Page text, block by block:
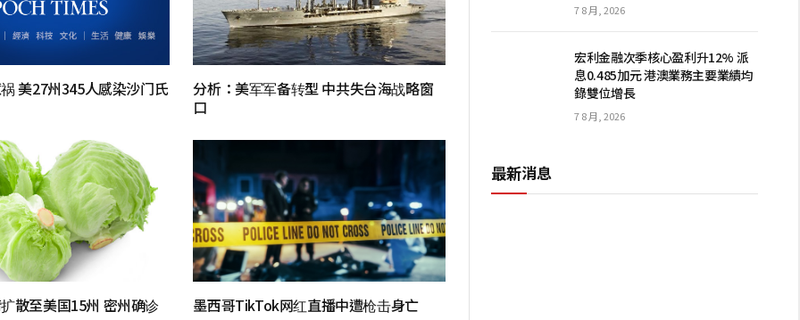
美27州345人感染沙门氏
分析：美军军备转型 中共失台海战略窗
口
散至美国15州 密州确诊 墨西哥TikTok网红直播中遭枪击身亡
7 8 月, 2026
宏利金融次季核心盈利升12% 派
息0.485加元 港澳業務主要業績均
錄雙位增長
7 8 月, 2026
最新消息